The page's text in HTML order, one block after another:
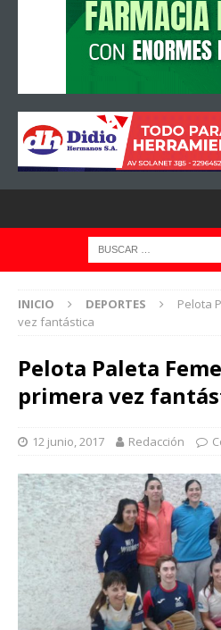
INICIO DEPORTES
Pelota
vez fantástica
Pelota Paleta
primera vez
12 junio, 2017 Redacción